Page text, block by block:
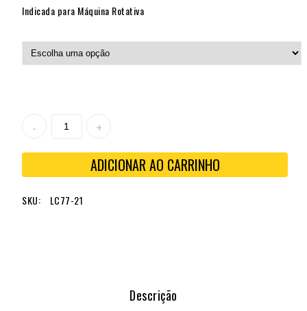
Indicada para Máquina Rotativa
ADICIONAR AO CARRINHO
SKU: LC77-21
Descrição